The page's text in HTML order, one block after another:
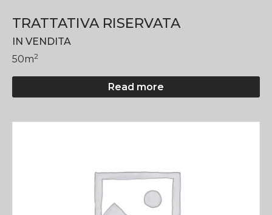
TRATTATIVA RISERVATA
IN VENDITA
50m2
Read more